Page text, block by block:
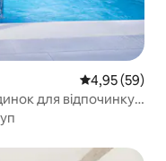
Середня
4,95 (59)
для відпочинку з